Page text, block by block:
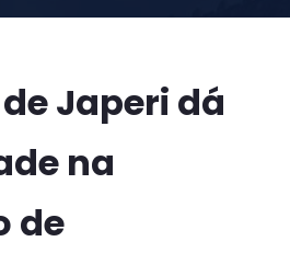
Japeri dá
na
de